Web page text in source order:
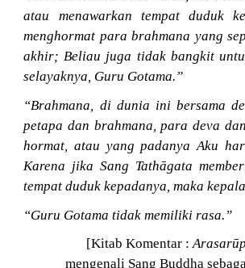
atau menawarkan tempat duduk
menghormat para brahmana yang
akhir; Beliau juga tidak bangkit
selayaknya, Guru Gotama.”
“Brahmana, di dunia ini bersama
petapa dan brahmana, para deva
hormat, atau yang padanya Aku
Karena jika Sang Tathāgata
tempat duduk kepadanya, maka
“Guru Gotama tidak memiliki rasa.”
[Kitab Komentar :
mengenali Sang Buddha